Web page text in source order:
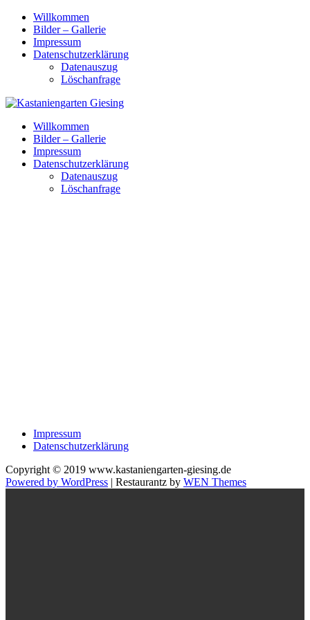
Skip
content
Willkommen
Bilder – Gallerie
Impressum
Datenschutzerklärung
Datenauszug
Löschanfrage
Willkommen
Bilder – Gallerie
Impressum
Datenschutzerklärung
Datenauszug
Löschanfrage
Impressum
Datenschutzerklärung
Copyright © 2019 www.kastaniengarten-giesing.de
Powered by WordPress | Restaurantz by WEN Themes